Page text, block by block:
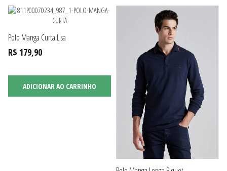
LONGA VER TODOS
CURTA VER TODOS
Polo Manga Curta Lisa
R$ 179,90
ADICIONAR AO CARRINHO